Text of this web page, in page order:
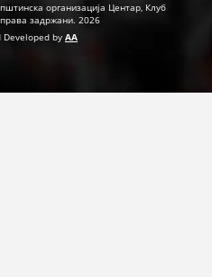
организација Центар, Клуб
задржани. 2026
Developed by AA